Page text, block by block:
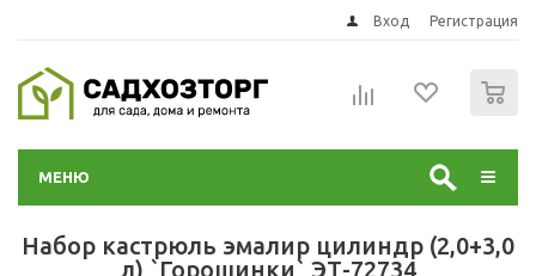
Вход Регистрация
МЕНЮ
Набор кастрюль эмалир цилиндр (2,0+3,0
л) `Горошинки` ЭТ-72734